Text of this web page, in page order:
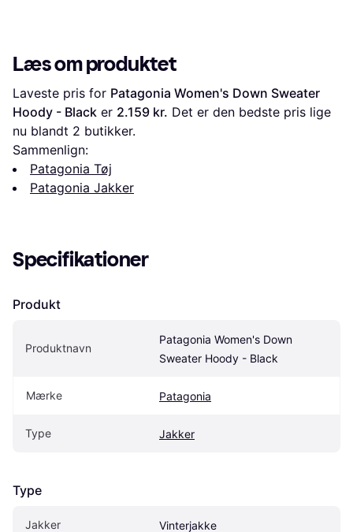
Læs om produktet
Laveste pris for Patagonia Women's Down Sweater
Hoody - Black er 2.159 kr. Det er den bedste pris lige
nu blandt 2 butikker.
Sammenlign:
Patagonia Tøj
Patagonia Jakker
Specifikationer
Produkt
Produktnavn
Patagonia Women's Down
Sweater Hoody - Black
Mærke Patagonia
Type Jakker
Type
Jakker Vinterjakke